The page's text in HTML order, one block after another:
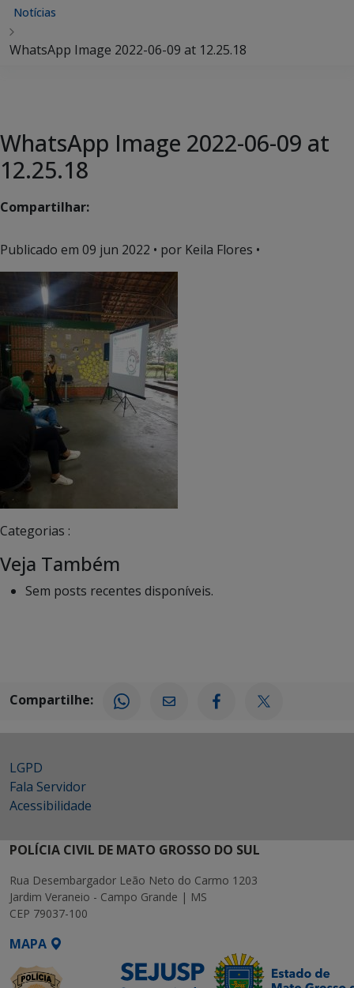
Notícias
WhatsApp Image 2022-06-09 at 12.25.18
WhatsApp Image 2022-06-09 at
12.25.18
Compartilhar:
Publicado em 09 jun 2022 • por Keila Flores •
Categorias :
Veja Também
Sem posts recentes disponíveis.
Compartilhe:
LGPD
Fala Servidor
Acessibilidade
POLÍCIA CIVIL DE MATO GROSSO DO SUL
Rua Desembargador Leão Neto do Carmo 1203
Jardim Veraneio - Campo Grande | MS
CEP 79037-100
MAPA